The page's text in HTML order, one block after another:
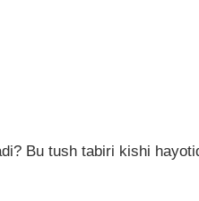
Bu tush tabiri kishi